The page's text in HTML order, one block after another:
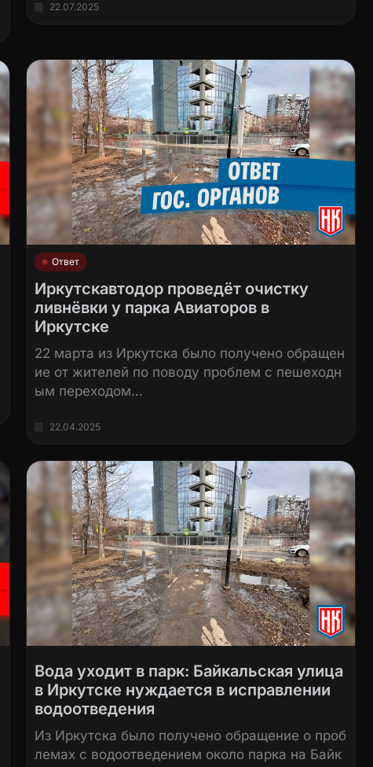
22.07.2025
Ответ
Иркутскавтодор проведёт очистку
ливнёвки у парка Авиаторов в
Иркутске
22 марта из Иркутска было получено обращен
ие от жителей по поводу проблем с пешеходн
ым переходом…
22.04.2025
Вода уходит в парк: Байкальская улица
в Иркутске нуждается в исправлении
водоотведения
Из Иркутска было получено обращение о проб
лемах с водоотведением около парка на Байк